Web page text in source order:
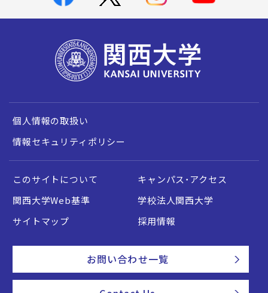
個人情報の取扱い
情報セキュリティポリシー
このサイトについて
キャンパス・アクセス
関西大学Web基準
学校法人関西大学
サイトマップ
採用情報
お問い合わせ一覧